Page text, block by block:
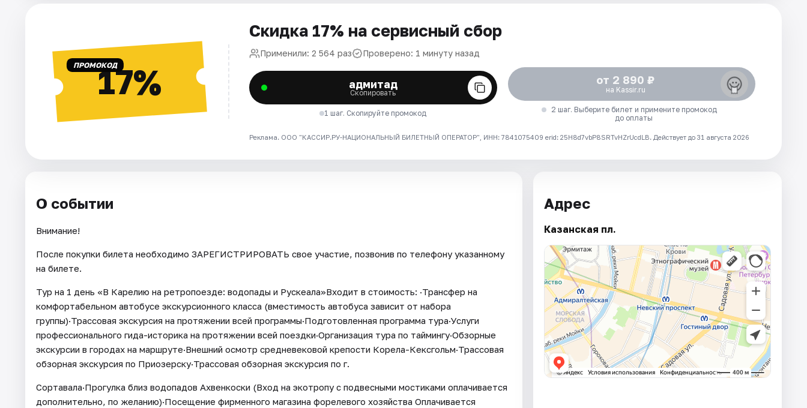
ПРОМОКОД17%
Скидка 17% на сервисный сбор
Применили: 2 564 раз Проверено: 1 минуту назад
адмитад
Скопировать
1 шаг. Скопируйте промокод
от 2 890 ₽
на Kassir.ru
2 шаг. Выберите билет и примените промокод
до оплаты
Реклама. ООО "КАССИР.РУ-НАЦИОНАЛЬНЫЙ БИЛЕТНЫЙ ОПЕРАТОР", ИНН: 7841075409 erid: 25H8d7vbP8SRTvHZrUcdLB. Действует до 31 августа 2026
О событии
Внимание!
После покупки билета необходимо ЗАРЕГИСТРИРОВАТЬ свое участие, позвонив по телефону указанному
на билете.
Тур на 1 день «В Карелию на ретропоезде: водопады и Рускеала»Входит в стоимость: ·Трансфер на
комфортабельном автобусе экскурсионного класса (вместимость автобуса зависит от набора
группы)·Трассовая экскурсия на протяжении всей программы·Подготовленная программа тура·Услуги
профессионального гида-историка на протяжении всей поездки·Организация тура по таймингу·Обзорные
экскурсии в городах на маршруте·Внешний осмотр средневековой крепости Корела-Кексгольм·Трассовая
обзорная экскурсия по Приозерску·Трассовая обзорная экскурсия по г.
Сортавала·Прогулка близ водопадов Ахвенкоски (Вход на экотропу с подвесными мостиками оплачивается
дополнительно, по желанию)·Посещение фирменного магазина форелевого хозяйства Оплачивается
Адрес
Казанская пл.